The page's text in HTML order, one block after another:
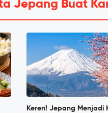
Jepang Buat
Keren! Jepang Menjadi